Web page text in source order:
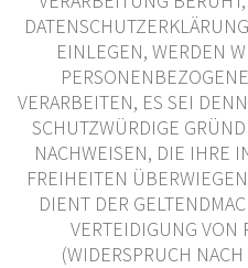
EINLEGEN, WERDEN
VERARBEITEN, ES SEI
SCHUTZWÜRDIGE
NACHWEISEN, DIE IHRE
FREIHEITEN
DIENT DER
VERTEIDIGUNG VON
(WIDERSPRUCH